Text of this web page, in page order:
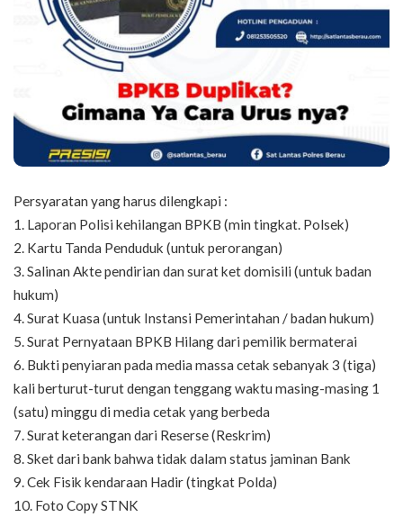
Persyaratan yang harus dilengkapi :
1. Laporan Polisi kehilangan BPKB (min tingkat. Polsek)
2. Kartu Tanda Penduduk (untuk perorangan)
3. Salinan Akte pendirian dan surat ket domisili (untuk badan
hukum)
4. Surat Kuasa (untuk Instansi Pemerintahan / badan hukum)
5. Surat Pernyataan BPKB Hilang dari pemilik bermaterai
6. Bukti penyiaran pada media massa cetak sebanyak 3 (tiga)
kali berturut-turut dengan tenggang waktu masing-masing 1
(satu) minggu di media cetak yang berbeda
7. Surat keterangan dari Reserse (Reskrim)
8. Sket dari bank bahwa tidak dalam status jaminan Bank
9. Cek Fisik kendaraan Hadir (tingkat Polda)
10. Foto Copy STNK